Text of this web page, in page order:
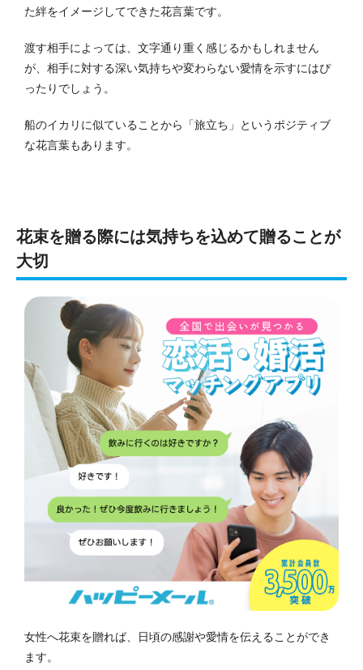
た絆をイメージしてできた花言葉です。
渡す相手によっては、文字通り重く感じるかもしれません
が、相手に対する深い気持ちや変わらない愛情を示すにはぴ
ったりでしょう。
船のイカリに似ていることから「旅立ち」というポジティブ
な花言葉もあります。
花束を贈る際には気持ちを込めて贈ることが
大切
女性へ花束を贈れば、日頃の感謝や愛情を伝えることができ
ます。